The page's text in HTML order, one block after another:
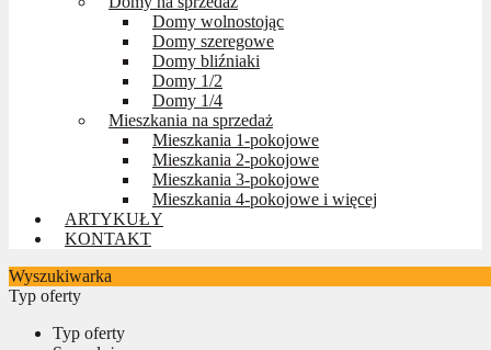
Domy wolnostojąc
Domy szeregowe
Domy bliźniaki
Domy 1/2
Domy 1/4
Mieszkania na sprzedaż
Mieszkania 1-pokojowe
Mieszkania 2-pokojowe
Mieszkania 3-pokojowe
Mieszkania 4-pokojowe i więcej
ARTYKUŁY
KONTAKT
Wyszukiwarka
Typ oferty
Typ oferty